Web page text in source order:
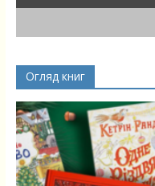
Огляд книг